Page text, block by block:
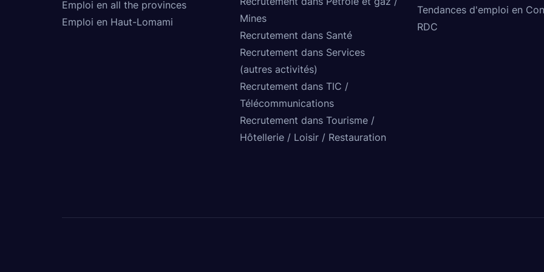
Emploi en all the provinces
Emploi en Haut-Lomami
Mines
Recrutement dans Santé
Recrutement dans Services
(autres activités)
Recrutement dans TIC /
Télécommunications
Recrutement dans Tourisme /
Hôtellerie / Loisir / Restauration
Tendances d'emploi en
RDC